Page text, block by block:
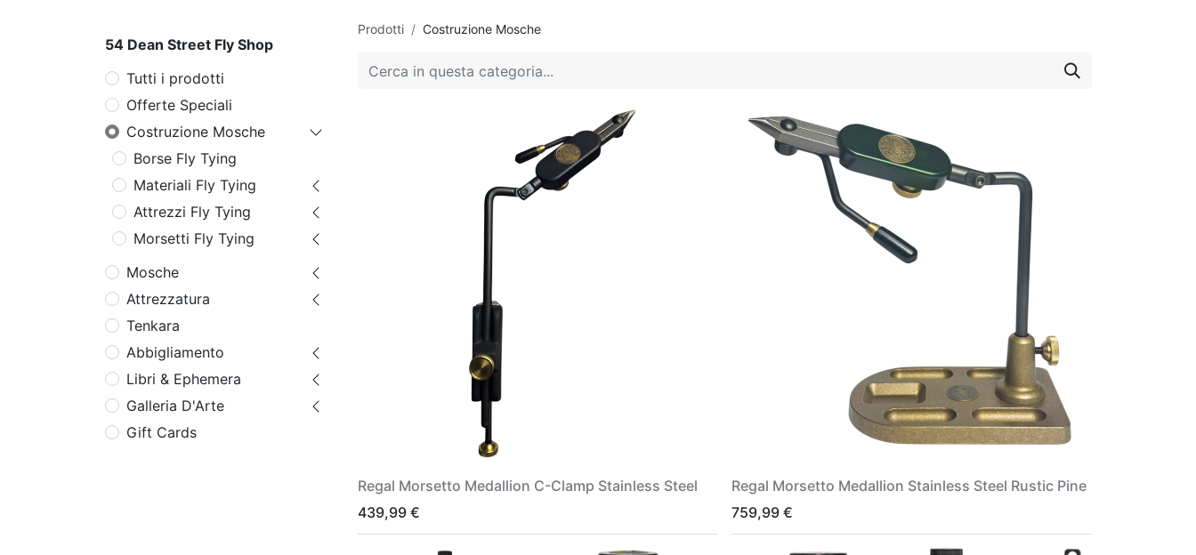
54 Dean Street Fly Shop
Tutti i prodotti
Offerte Speciali
Costruzione Mosche
Borse Fly Tying
Materiali Fly Tying
Attrezzi Fly Tying
Morsetti Fly Tying
Mosche
Attrezzatura
Tenkara
Abbigliamento
Libri & Ephemera
Galleria D'Arte
Gift Cards
Prodotti Costruzione Mosche
Regal Morsetto Medallion C-Clamp Stainless Steel
439,99 €
Regal Morsetto Medallion Stainless Steel Rustic Pine
759,99 €